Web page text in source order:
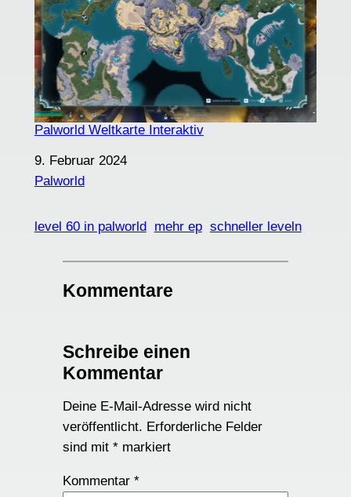
Palworld Weltkarte Interaktiv
Datum
9. Februar 2024
In Bezug auf
Palworld
level 60 in palworld mehr ep schneller leveln
Kommentare
Schreibe einen
Kommentar
Deine E-Mail-Adresse wird nicht
veröffentlicht. Erforderliche Felder
sind mit *markiert
Kommentar *